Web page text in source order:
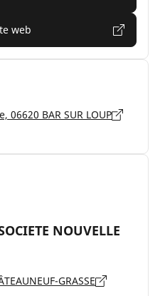
web
06620 BAR SUR LOUP
NOUVELLE
GRASSE